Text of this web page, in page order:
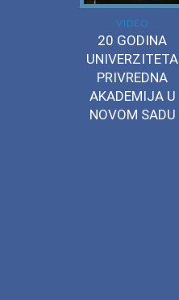
VIDEO
20 GODINA
UNIVERZITETA
PRIVREDNA
AKADEMIJA U
NOVOM SADU